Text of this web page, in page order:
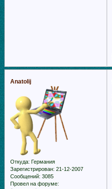
Anatolij
Откуда: Германия
Зарегистрирован: 21-12-2007
Сообщений: 3085
Провел на форуме: